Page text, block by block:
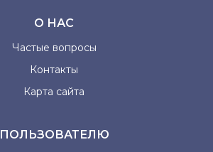
О НАС
Частые вопросы
Контакты
Карта сайта
ПОЛЬЗОВАТЕЛЮ